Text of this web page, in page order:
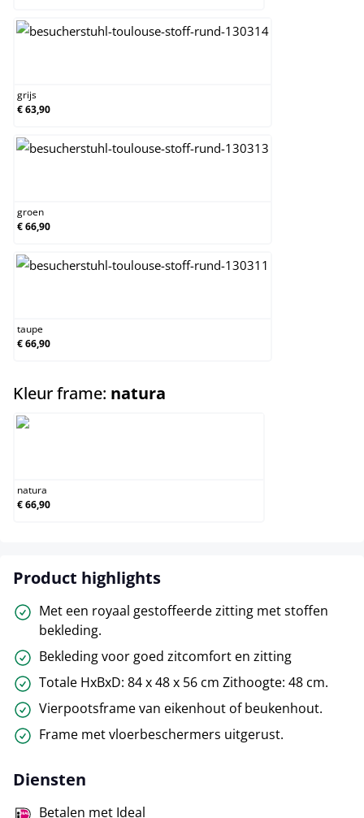
grijs
€ 63,90
groen
€ 66,90
taupe
€ 66,90
Kleur frame: natura
natura
€ 66,90
Product highlights
Met een royaal gestoffeerde zitting met stoffen
bekleding.
Bekleding voor goed zitcomfort en zitting
Totale HxBxD: 84 x 48 x 56 cm Zithoogte: 48 cm.
Vierpootsframe van eikenhout of beukenhout.
Frame met vloerbeschermers uitgerust.
Diensten
Betalen met Ideal